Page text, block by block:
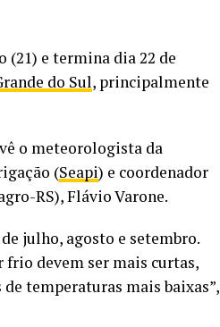
(21) e termina dia 22 de
do Sul, principalmente
o meteorologista da
(Seapi) e coordenador
RS), Flávio Varone.
julho, agosto e setembro.
frio devem ser mais curtas,
temperaturas mais baixas”,